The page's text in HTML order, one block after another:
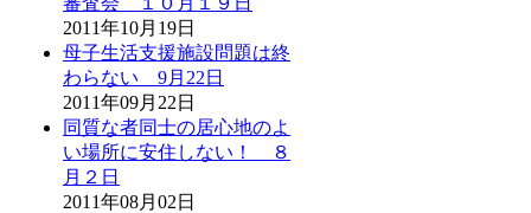
2011年10月19日
母子生活支援施設問題は終
わらない 9月22日
2011年09月22日
同質な者同士の居心地のよ
い場所に安住しない！ ８
月２日
2011年08月02日